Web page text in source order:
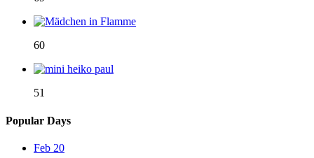
60
51
Popular Days
Feb 20